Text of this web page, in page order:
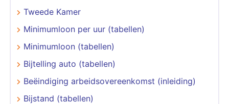
Tweede Kamer
Minimumloon per uur (tabellen)
Minimumloon (tabellen)
Bijtelling auto (tabellen)
Beëindiging arbeidsovereenkomst (inleiding)
Bijstand (tabellen)